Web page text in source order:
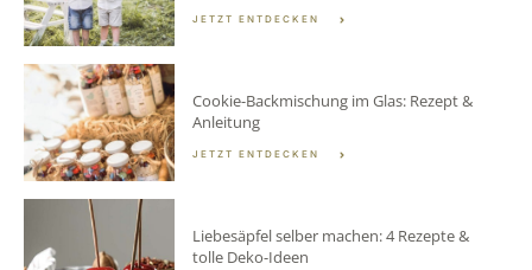
JETZT ENTDECKEN
Cookie-Backmischung im Glas: Rezept &
Anleitung
JETZT ENTDECKEN
Liebesäpfel selber machen: 4 Rezepte &
tolle Deko-Ideen